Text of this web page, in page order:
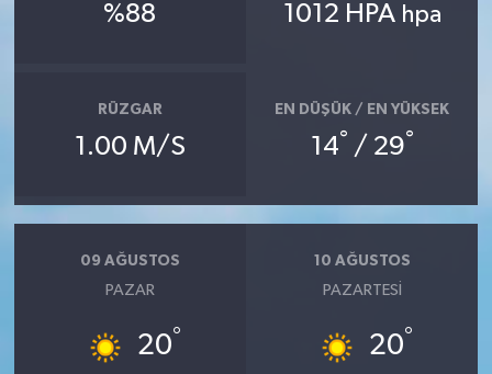
%88 1012 HPA hpa
RÜZGAR
1.00 M/S
EN DÜŞÜK / EN YÜKSEK
14° / 29°
09 AĞUSTOS
PAZAR
20°
10 AĞUSTOS
PAZARTESI
20°